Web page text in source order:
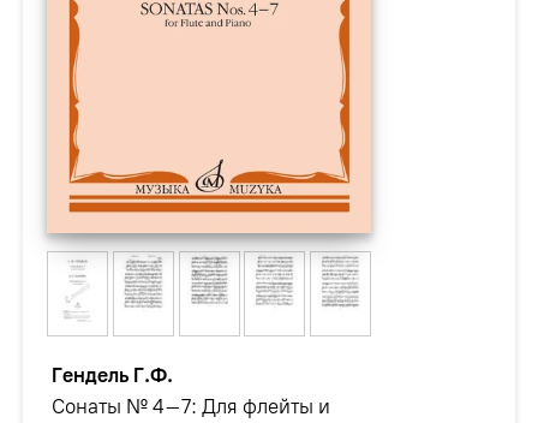
Гендель Г.Ф.
Сонаты № 4–7: Для флейты и